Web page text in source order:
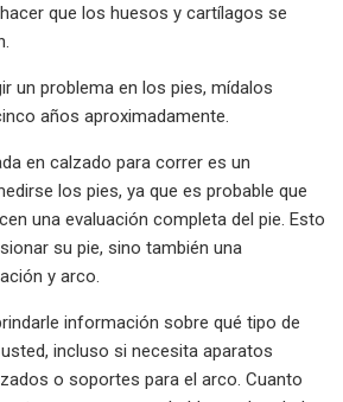
que los huesos y cartílagos se
un problema en los pies, mídalos
años aproximadamente.
en calzado para correr es un
los pies, ya que es probable que
una evaluación completa del pie. Esto
su pie, sino también una
y arco.
información sobre qué tipo de
incluso si necesita aparatos
o soportes para el arco. Cuanto